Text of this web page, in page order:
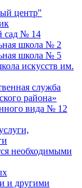
центр"
сад № 14
школа № 2
школа № 5
искусств им.
служба
района»
вида № 12
необходимыми
и другими